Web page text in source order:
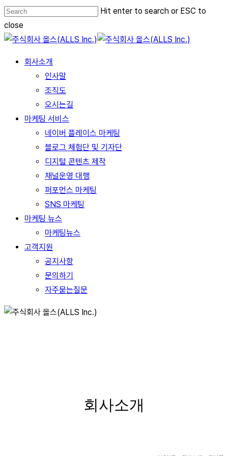
Skip
to
main
Hit enter to search or ESC to
close
Close
Menu
회사소개
인사말
조직도
오시는길
마케팅 서비스
네이버 플레이스 마케팅
블로그 체험단 및 기자단
디지털 콘텐츠 제작
채널운영 대행
퍼포먼스 마케팅
SNS 마케팅
마케팅 뉴스
마케팅뉴스
고객지원
공지사항
문의하기
자주묻는질문
회사소개